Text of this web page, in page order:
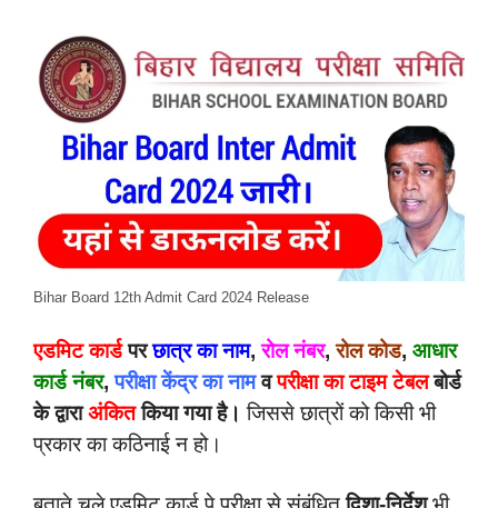
Bihar Board 12th Admit Card 2024 Release
एडमिट कार्डपरछात्र का नाम,रोल नंबर,रोल कोड, आधार
कार्ड नंबर,परीक्षा केंद्र का नामवपरीक्षा का टाइम टेबलबोर्ड
के द्वाराअंकितकिया गया है। जिससे छात्रों को किसी भी
प्रकार का कठिनाई न हो।